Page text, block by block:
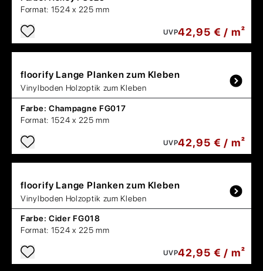
Format: 1524 x 225 mm
UVP42,95 € / m²
floorify Lange Planken zum Kleben
Vinylboden Holzoptik zum Kleben
Farbe: Champagne FG017
Format: 1524 x 225 mm
UVP42,95 € / m²
floorify Lange Planken zum Kleben
Vinylboden Holzoptik zum Kleben
Farbe: Cider FG018
Format: 1524 x 225 mm
UVP42,95 € / m²